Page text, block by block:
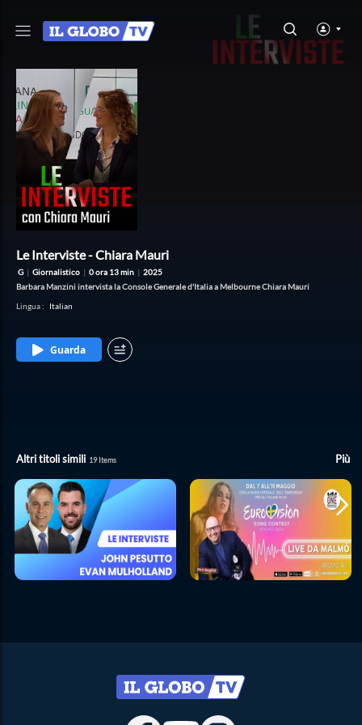
Le Interviste - Chiara Mauri
G | Giornalistico | 0 ora 13 min | 2025
Barbara Manzini intervista la Console Generale d'Italia a Melbourne Chiara Mauri
Lingua: Italian
Guarda
Altri titoli simili 19Items Più